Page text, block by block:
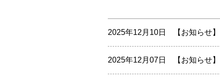
2025年12月10日 【お知らせ】
2025年12月07日 【お知らせ】